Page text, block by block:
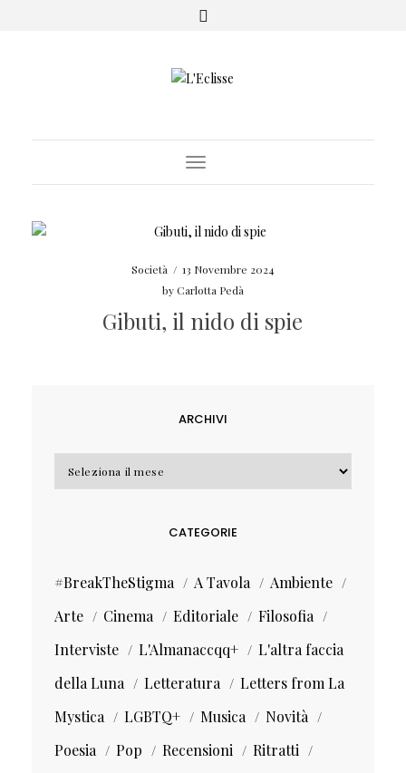
Toggle Navigation
Società / 13 Novembre 2024
byCarlotta Pedà
Gibuti, il nido di spie
ARCHIVI
Archivi
CATEGORIE
#BreakTheStigma A Tavola
Ambiente
Arte
Cinema Editoriale
Filosofia
Interviste
L'Almanaccqq+
L'altra faccia
della Luna
Letteratura
Letters from La
Mystica
LGBTQ+ Musica
Novità
Poesia
Pop Recensioni
Ritratti